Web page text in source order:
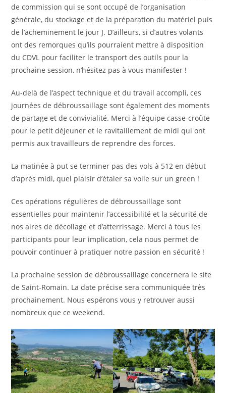
de commission qui se sont occupé de l’organisation
générale, du stockage et de la préparation du matériel puis
de l’acheminement le jour J. D’ailleurs, si d’autres volants
ont des remorques qu’ils pourraient mettre à disposition
du CDVL pour faciliter le transport des outils pour la
prochaine session, n’hésitez pas à vous manifester !
Au-delà de l’aspect technique et du travail accompli, ces
journées de débroussaillage sont également des moments
de partage et de convivialité. Merci à l’équipe casse-croûte
pour le petit déjeuner et le ravitaillement de midi qui ont
permis aux travailleurs de reprendre des forces.
La matinée à put se terminer pas des vols à 512 en début
d’après midi, quel plaisir d’étaler sa voile sur un green !
Ces opérations régulières de débroussaillage sont
essentielles pour maintenir l’accessibilité et la sécurité de
nos aires de décollage et d’atterrissage. Merci à tous les
participants pour leur implication, cela nous permet de
pouvoir continuer à pratiquer notre passion en sécurité !
La prochaine session de débroussaillage concernera le site
de Saint-Romain. La date précise sera communiquée très
prochainement. Nous espérons vous y retrouver aussi
nombreux que ce weekend.